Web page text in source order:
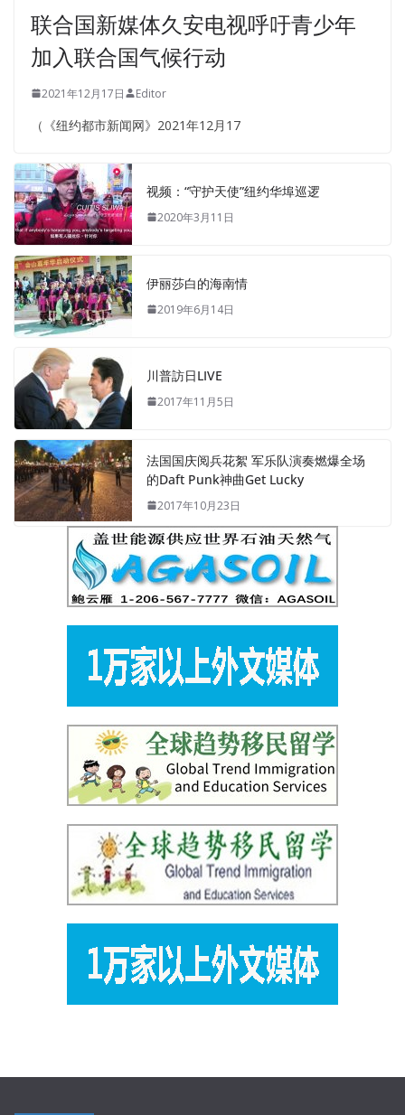
联合国新媒体久安电视呼吁青少年
加入联合国气候行动
2021年12月17日 Editor
（《纽约都市新闻网》2021年12月17
视频：“守护天使”纽约华埠巡逻
2020年3月11日
伊丽莎白的海南情
2019年6月14日
川普訪日LIVE
2017年11月5日
法国国庆阅兵花絮 军乐队演奏燃爆全场
的Daft Punk神曲Get Lucky
2017年10月23日